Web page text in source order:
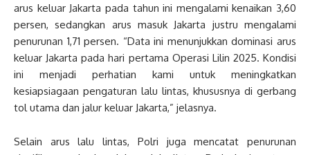
arus keluar Jakarta pada tahun ini mengalami kenaikan 3,60
persen, sedangkan arus masuk Jakarta justru mengalami
penurunan 1,71 persen. “Data ini menunjukkan dominasi arus
keluar Jakarta pada hari pertama Operasi Lilin 2025. Kondisi
ini menjadi perhatian kami untuk meningkatkan
kesiapsiagaan pengaturan lalu lintas, khususnya di gerbang
tol utama dan jalur keluar Jakarta,” jelasnya.
Selain arus lalu lintas, Polri juga mencatat penurunan